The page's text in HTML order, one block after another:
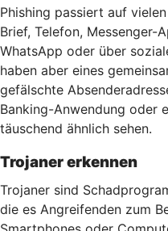
Phishing passiert auf
Brief, Telefon, Messenger-
WhatsApp oder über
haben aber eines
gefälschte
Banking-Anwendung oder
täuschend ähnlich sehen.
Trojaner erkennen
Trojaner sind
die es Angreifenden zum